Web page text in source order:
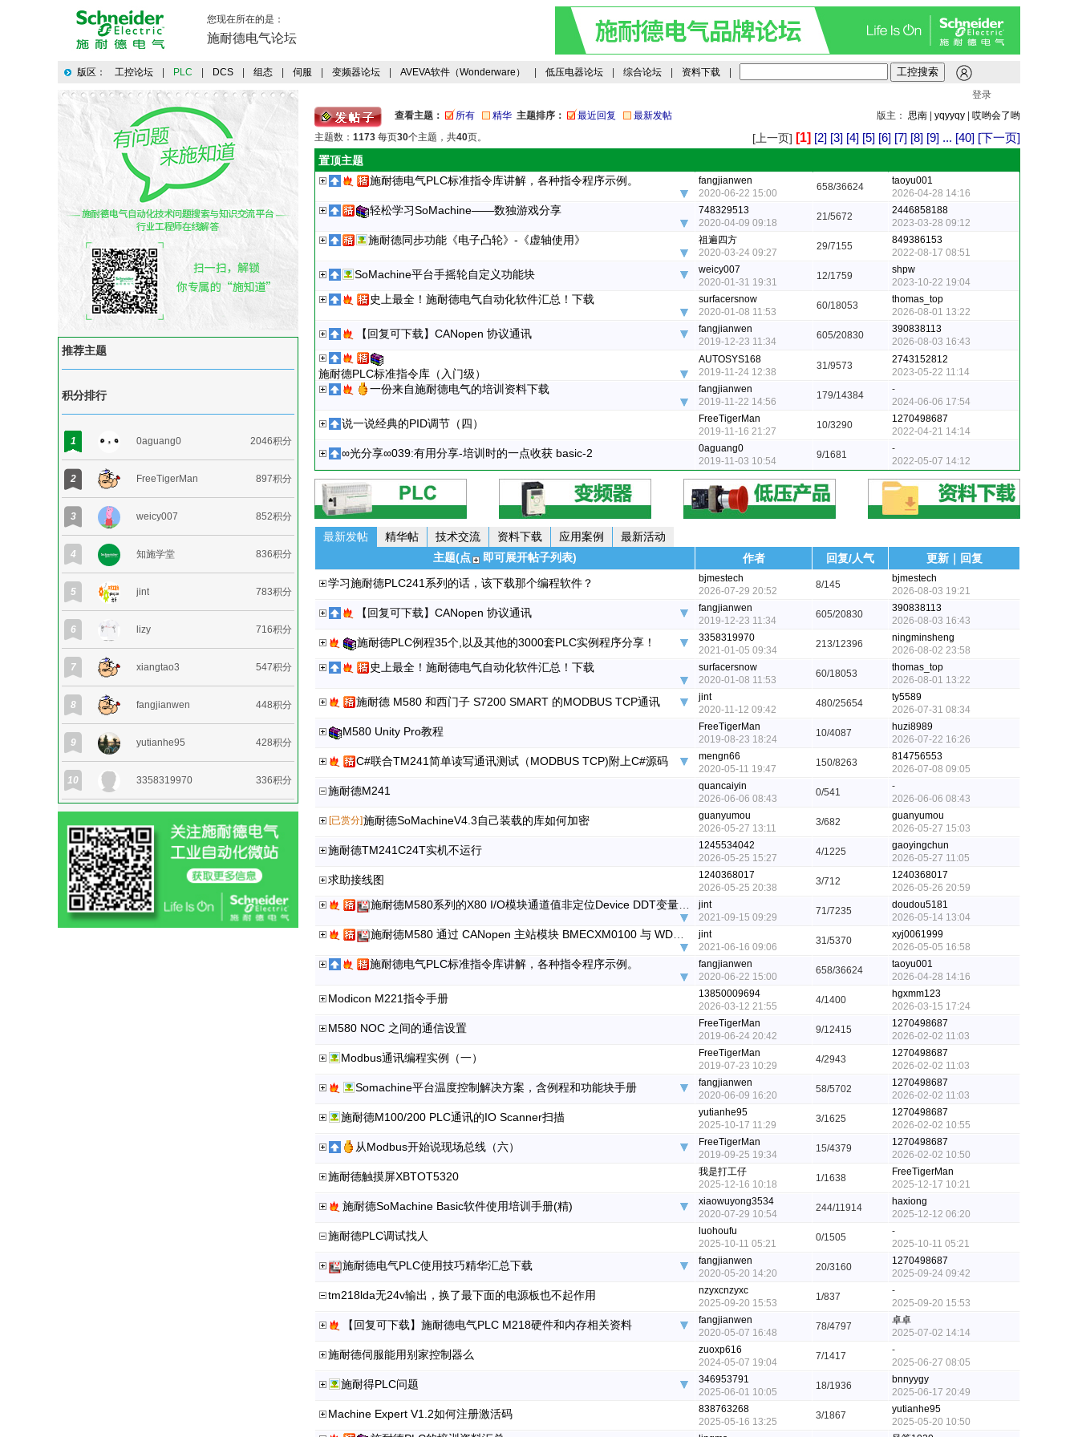
您现在所在的是：
施耐德电气论坛
版区： 工控论坛 PLC DCS 组态 伺服 变频器论坛 AVEVA软件（Wonderware） 低压电器论坛 综合论坛 资料下载
登录
推荐主题
积分排行
1 0aguang0 2046积分
2 FreeTigerMan 897积分
3 weicy007 852积分
4 知施学堂 836积分
5 jint 783积分
6 lizy 716积分
7 xiangtao3 547积分
8 fangjianwen 448积分
9 yutianhe95 428积分
10 3358319970 336积分
查看主题： 所有 精华 主题排序： 最近回复 最新发帖 版主： 思南 yqyyqy
哎哟会了哟
主题数： 1173 每页30个主题，共40页。 [上一页] [1] [2] [3] [4] [5] [6] [7] [8] [9] ... [40] [下一页]
置顶主题
施耐德电气PLC标准指令库讲解，各种指令程序示例。
fangjianwen
2020-06-22 15:00
658/36624
taoyu001
2026-04-28 14:16
轻松学习SoMachine——数独游戏分享
748329513
2020-04-09 09:18
21/5672
2446858188
2023-03-28 09:12
施耐德同步功能《电子凸轮》-《虚轴使用》
祖遍四方
2020-03-24 09:27
29/7155
849386153
2022-08-17 08:51
SoMachine平台手摇轮自定义功能块
weicy007
2020-01-31 19:31
12/1759
shpw
2023-10-22 19:04
史上最全！施耐德电气自动化软件汇总！下载
surfacersnow
2020-01-08 11:53
60/18053
thomas_top
2026-08-01 13:22
【回复可下载】CANopen 协议通讯
fangjianwen
2019-12-23 11:34
605/20830
390838113
2026-08-03 16:43
施耐德PLC标准指令库（入门级）
AUTOSYS168
2019-11-24 12:38
31/9573
2743152812
2023-05-22 11:14
一份来自施耐德电气的培训资料下载
fangjianwen
2019-11-22 14:56
179/14384
-
2024-06-06 17:54
说一说经典的PID调节（四）
FreeTigerMan
2019-11-16 21:27
10/3290
1270498687
2022-04-21 14:14
∞光分享∞039:有用分享-培训时的一点收获 basic-2
0aguang0
2019-11-03 10:54
9/1681
-
2022-05-07 14:12
最新发帖 精华帖 技术交流 资料下载 应用案例
最新活动
主题(点
即可展开帖子列表) 作者 回复/人气
更新｜回复
学习施耐德PLC241系列的话，该下载那个编程软件？
bjmestech
2026-07-29 20:52
8/145
bjmestech
2026-08-03 19:21
【回复可下载】CANopen 协议通讯
fangjianwen
2019-12-23 11:34
605/20830
390838113
2026-08-03 16:43
施耐德PLC例程35个,以及其他的3000套PLC实例程序分享！
3358319970
2021-01-05 09:34
213/12396
ningminsheng
2026-08-02 23:58
史上最全！施耐德电气自动化软件汇总！下载
surfacersnow
2020-01-08 11:53
60/18053
thomas_top
2026-08-01 13:22
施耐德 M580 和西门子 S7200 SMART 的MODBUS TCP通讯
jint
2020-11-12 09:42
480/25654
ty5589
2026-07-31 08:34
M580 Unity Pro教程
FreeTigerMan
2019-08-23 18:24
10/4087
huzi8989
2026-07-22 16:26
C#联合TM241简单读写通讯测试（MODBUS TCP)附上C#源码
mengn66
2020-05-11 19:47
150/8263
814756553
2026-07-08 09:05
施耐德M241
quancaiyin
2026-06-06 08:43
0/541
-
2026-06-06 08:43
[已赏分]施耐德SoMachineV4.3自己装载的库如何加密
guanyumou
2026-05-27 13:11
3/682
guanyumou
2026-05-27 15:03
施耐德TM241C24T实机不运行
1245534042
2026-05-25 15:27
4/1225
gaoyingchun
2026-05-27 11:05
求助接线图
1240368017
2026-05-25 20:38
3/712
1240368017
2026-05-26 20:59
jint
2021-09-15 09:29
71/7235
doudou5181
2026-05-14 13:04
jint
2021-06-16 09:06
31/5370
xyj0061999
2026-05-05 16:58
施耐德电气PLC标准指令库讲解，各种指令程序示例。
fangjianwen
2020-06-22 15:00
658/36624
taoyu001
2026-04-28 14:16
Modicon M221指令手册
13850009694
2026-03-12 21:55
4/1400
hgxmm123
2026-03-15 17:24
M580 NOC 之间的通信设置
FreeTigerMan
2019-06-24 20:42
9/12415
1270498687
2026-02-02 11:03
Modbus通讯编程实例（一）
FreeTigerMan
2019-07-23 10:29
4/2943
1270498687
2026-02-02 11:03
Somachine平台温度控制解决方案，含例程和功能块手册
fangjianwen
2020-06-09 16:20
58/5702
1270498687
2026-02-02 11:03
施耐德M100/200 PLC通讯的IO Scanner扫描
yutianhe95
2025-10-17 11:29
3/1625
1270498687
2026-02-02 10:55
从Modbus开始说现场总线（六）
FreeTigerMan
2019-09-25 19:34
15/4379
1270498687
2026-02-02 10:50
施耐德触摸屏XBTOT5320
我是打工仔
2025-12-16 10:18
1/1638
FreeTigerMan
2025-12-17 10:21
施耐德SoMachine Basic软件使用培训手册(精)
xiaowuyong3534
2020-07-29 10:54
244/11914
haxiong
2025-12-12 06:20
施耐德PLC调试找人
luohoufu
2025-10-11 05:21
0/1505
-
2025-10-11 05:21
施耐德电气PLC使用技巧精华汇总下载
fangjianwen
2020-05-20 14:20
20/3160
1270498687
2025-09-24 09:42
tm218lda无24v输出，换了最下面的电源板也不起作用
nzyxcnzyxc
2025-09-20 15:53
1/837
-
2025-09-20 15:53
【回复可下载】施耐德电气PLC M218硬件和内存相关资料
fangjianwen
2020-05-07 16:48
78/4797
卓卓
2025-07-02 14:14
施耐德伺服能用别家控制器么
zuoxp616
2024-05-07 19:04
7/1417
-
2025-06-27 08:05
施耐得PLC问题
346953791
2025-06-01 10:05
18/1936
bnnyygy
2025-06-17 20:49
Machine Expert V1.2如何注册激活码
838763268
2025-05-16 13:25
3/1867
yutianhe95
2025-05-20 10:50